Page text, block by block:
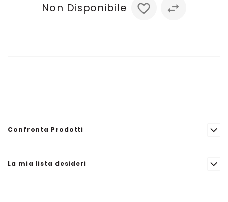
Non Disponibile
Confronta Prodotti
La mia lista desideri